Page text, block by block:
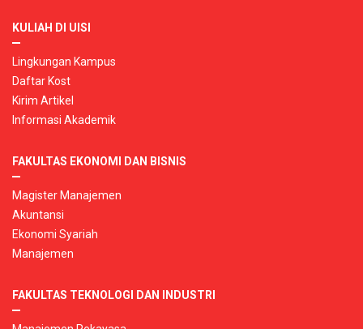
KULIAH DI UISI
Lingkungan Kampus
Daftar Kost
Kirim Artikel
Informasi Akademik
FAKULTAS EKONOMI DAN BISNIS
Magister Manajemen
Akuntansi
Ekonomi Syariah
Manajemen
FAKULTAS TEKNOLOGI DAN INDUSTRI